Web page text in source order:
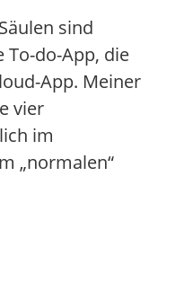
sind
To-do-App, die
App. Meiner
vier
im
„normalen“